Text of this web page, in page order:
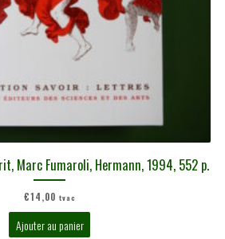
Marc Fumaroli, Hermann, 1994, 552 p.
€14,00 tvac
Ajouter au panier